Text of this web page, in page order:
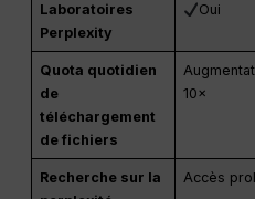
Laboratoires
Perplexity
Oui
Quota quotidien
de
téléchargement
de fichiers
10×
Recherche sur la
Accès